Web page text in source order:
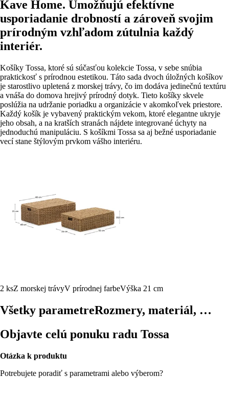
Kave Home. Umožňujú efektívne
usporiadanie drobností a zároveň svojim
prírodným vzhľadom zútulnia každý
interiér.
Košíky Tossa, ktoré sú súčasťou kolekcie Tossa, v sebe snúbia
praktickosť s prírodnou estetikou. Táto sada dvoch úložných košíkov
je starostlivo upletená z morskej trávy, čo im dodáva jedinečnú textúru
a vnáša do domova hrejivý prírodný dotyk. Tieto košíky skvele
poslúžia na udržanie poriadku a organizácie v akomkoľvek priestore.
Každý košík je vybavený praktickým vekom, ktoré elegantne ukryje
jeho obsah, a na kratších stranách nájdete integrované úchyty na
jednoduchú manipuláciu. S košíkmi Tossa sa aj bežné usporiadanie
vecí stane štýlovým prvkom vášho interiéru.
2 ksZ morskej trávyV prírodnej farbeVýška 21 cm
Všetky parametreRozmery, materiál, …
Objavte celú ponuku radu Tossa
Otázka k produktu
Potrebujete poradiť s parametrami alebo výberom?